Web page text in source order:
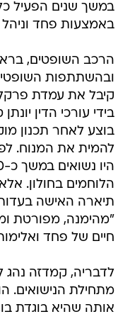
במשך שנים הפעיל
באמצעות פחד וניהל
הרכב השופטים,
ובהשתתפות
קיבל את עמדת
בידי עורכי הדין
בוצע לאחר תכנון
להמית את המנוח.
הלוחמים בחולון.
תיארה האישה
"מהימנה, מפורטת
חיים של פחד
לדבריה, קמדזה
מתחילת הנישואים.
אותה שהיא בוגדת